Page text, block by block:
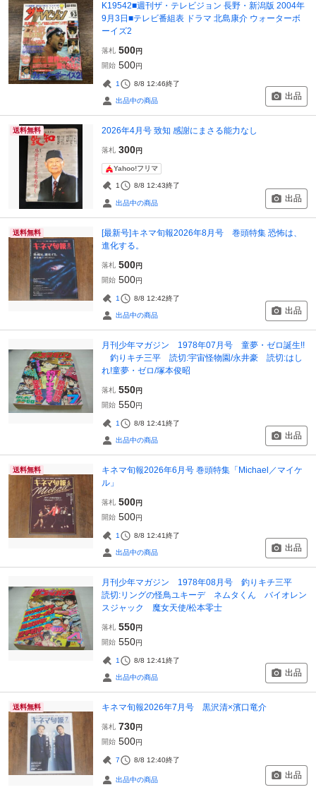
K19542■週刊ザ・テレビジョン 長野・新潟版 2004年
9月3日■テレビ番組表 ドラマ 北島康介 ウォーターボ
ーイズ2
落札 500円
開始 500円
1 8/8 12:46終了
出品中の商品 出品
送料無料 2026年4月号 致知 感謝にまさる能力なし
落札 300円
Yahoo!フリマ
1 8/8 12:43終了
出品中の商品 出品
送料無料
[最新号]キネマ旬報2026年8月号 巻頭特集 恐怖は、
進化する。
落札 500円
開始 500円
1 8/8 12:42終了
出品中の商品 出品
月刊少年マガジン 1978年07月号 童夢・ゼロ誕生!!
釣りキチ三平 読切:宇宙怪物園/永井豪 読切:はし
れ!童夢・ゼロ/塚本俊昭
落札 550円
開始 550円
1 8/8 12:41終了
出品中の商品 出品
送料無料
キネマ旬報2026年6月号 巻頭特集「Michael／マイケ
ル」
落札 500円
開始 500円
1 8/8 12:41終了
出品中の商品 出品
月刊少年マガジン 1978年08月号 釣りキチ三平
読切:リングの怪鳥ユキーデ ネムタくん バイオレン
スジャック 魔女天使/松本零士
落札 550円
開始 550円
1 8/8 12:41終了
出品中の商品 出品
送料無料 キネマ旬報2026年7月号 黒沢清×濱口竜介
落札 730円
開始 500円
7 8/8 12:40終了
出品中の商品 出品